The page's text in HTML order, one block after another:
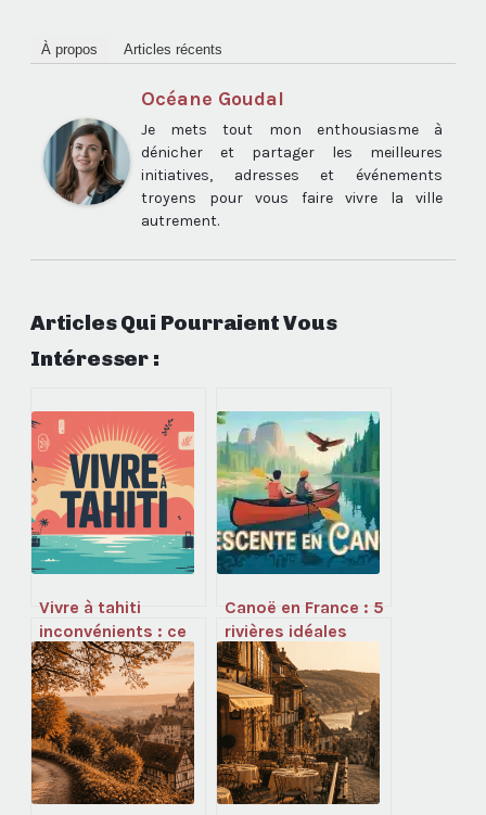
À propos Articles récents
Océane Goudal
Je mets tout mon enthousiasme à
dénicher et partager les meilleures
initiatives, adresses et événements
troyens pour vous faire vivre la ville
autrement.
Articles Qui Pourraient Vous
Intéresser :
Vivre à tahiti
inconvénients : ce
qu’il faut vraiment
savoir avant de
partir
Canoë en France : 5
rivières idéales
pour organiser
votre descente en
famille ou entre
amis